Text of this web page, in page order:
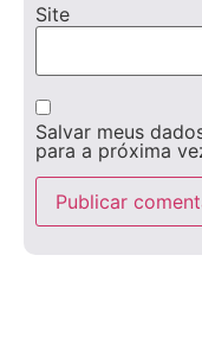
Site
Salvar meus
para a próxima